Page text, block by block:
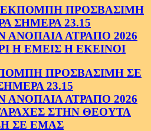
ΕΚΠΟΜΠΗ ΠΡΟΣΒΑΣΙΜΗ
ΣΗΜΕΡΑ 23.15
ΑΝΟΠΑΙΑ ΑΤΡΑΠΟ 2026
Η ΕΜΕΙΣ Η ΕΚΕΙΝΟΙ
ΠΡΟΣΒΑΣΙΜΗ ΣΕ
23.15
ΑΝΟΠΑΙΑ ΑΤΡΑΠΟ 2026
ΣΤΗΝ ΘΕΟΥΤΑ
ΣΕ ΕΜΑΣ